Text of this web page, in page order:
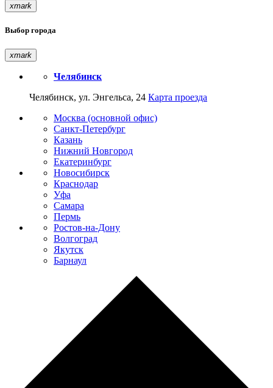
xmark
Выбор города
xmark
Челябинск
Челябинск, ул. Энгельса, 24 Карта проезда
Москва (основной офис)
Санкт-Петербург
Казань
Нижний Новгород
Екатеринбург
Новосибирск
Краснодар
Уфа
Самара
Пермь
Ростов-на-Дону
Волгоград
Якутск
Барнаул